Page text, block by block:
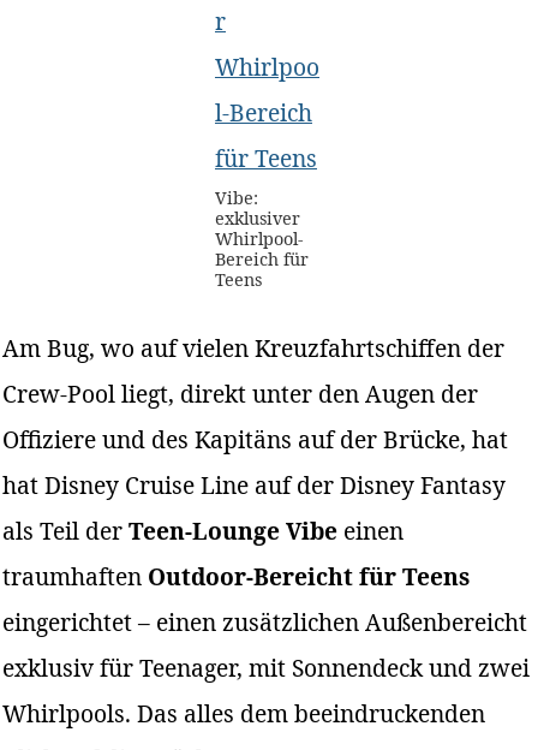
Vibe:
exklusiver
Whirlpool-
Bereich für
Teens
Am Bug, wo auf vielen Kreuzfahrtschiffen der
Crew-Pool liegt, direkt unter den Augen der
Offiziere und des Kapitäns auf der Brücke, hat
hat Disney Cruise Line auf der Disney Fantasy
als Teil derTeen-Lounge Vibe einen
traumhaften Outdoor-Bereicht für Teens
eingerichtet – einen zusätzlichen Außenbereicht
exklusiv für Teenager, mit Sonnendeck und zwei
Whirlpools. Das alles dem beeindruckenden